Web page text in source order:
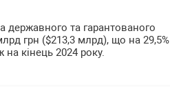
державного та гарантованого
грн ($213,3 млрд), що на 29,5%
на кінець 2024 року.